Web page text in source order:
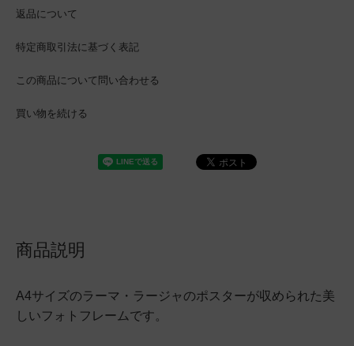
返品について
特定商取引法に基づく表記
この商品について問い合わせる
買い物を続ける
商品説明
A4サイズのラーマ・ラージャのポスターが収められた美
しいフォトフレームです。